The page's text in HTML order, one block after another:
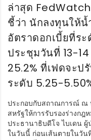
ล่าสุด
ชี้ว่า นักลงทุนให้น้
อัตราดอกเบี้ยที่ร
ประชุมวันที่ 13-
25.2% ที่เฟดจะป
ระดับ 5.25-
ประกอบกับสถาณการณ์ ณ
สหรัฐให้การรับรองร่างก
ประธานาธิบดีโจ ไบเดน
ในวันนี้ ก่อนเส้นตายในวัน